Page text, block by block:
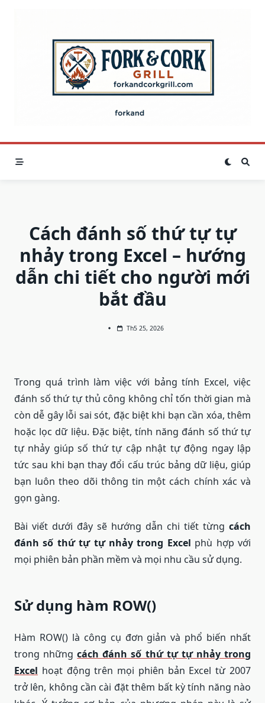
Cách đánh số thứ tự tự
nhảy trong Excel – hướng
dẫn chi tiết cho người mới
bắt đầu
Th5 25, 2026
Trong quá trình làm việc với bảng tính Excel, việc
đánh số thứ tự thủ công không chỉ tốn thời gian mà
còn dễ gây lỗi sai sót, đặc biệt khi bạn cần xóa, thêm
hoặc lọc dữ liệu. Đặc biệt, tính năng đánh số thứ tự
tự nhảy giúp số thứ tự cập nhật tự động ngay lập
tức sau khi bạn thay đổi cấu trúc bảng dữ liệu, giúp
bạn luôn theo dõi thông tin một cách chính xác và
gọn gàng.
Bài viết dưới đây sẽ hướng dẫn chi tiết từng cách
đánh số thứ tự tự nhảy trong Excel phù hợp với
mọi phiên bản phần mềm và mọi nhu cầu sử dụng.
Sử dụng hàm ROW()
Hàm ROW() là công cụ đơn giản và phổ biến nhất
trong nhữngcách đánh số thứ tự tự nhảy trong
Excel hoạt động trên mọi phiên bản Excel từ 2007
trở lên, không cần cài đặt thêm bất kỳ tính năng nào